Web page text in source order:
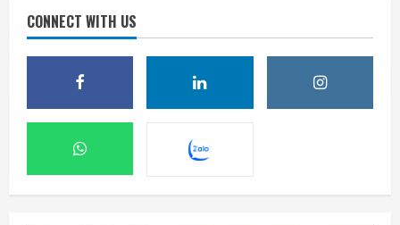
CONNECT WITH US